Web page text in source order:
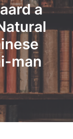
a
man